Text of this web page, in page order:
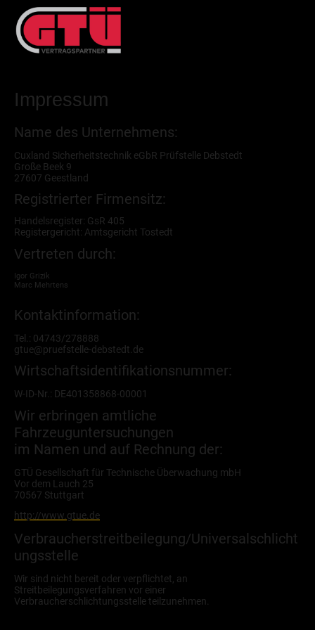
Impressum
Name des Unternehmens:
Cuxland Sicherheitstechnik eGbR Prüfstelle Debstedt
Große Beek 9
27607 Geestland
Registrierter Firmensitz:
Handelsregister: GsR 405
Registergericht: Amtsgericht Tostedt
Vertreten durch:
Igor Grizik
Marc Mehrtens
Kontaktinformation:
Tel.: 04743/278888
gtue@pruefstelle-debstedt.de
Wirtschaftsidentifikationsnummer:
W-ID-Nr.: DE401358868-00001
Wir erbringen amtliche
Fahrzeuguntersuchungen
im Namen und auf Rechnung der:
GTÜ Gesellschaft für Technische Überwachung mbH
Vor dem Lauch 25
70567 Stuttgart
http://www.gtue.de
Verbraucherstreitbeilegung/Universalschlicht
ungsstelle
Wir sind nicht bereit oder verpflichtet, an
Streitbeilegungsverfahren vor einer
Verbraucherschlichtungsstelle teilzunehmen.